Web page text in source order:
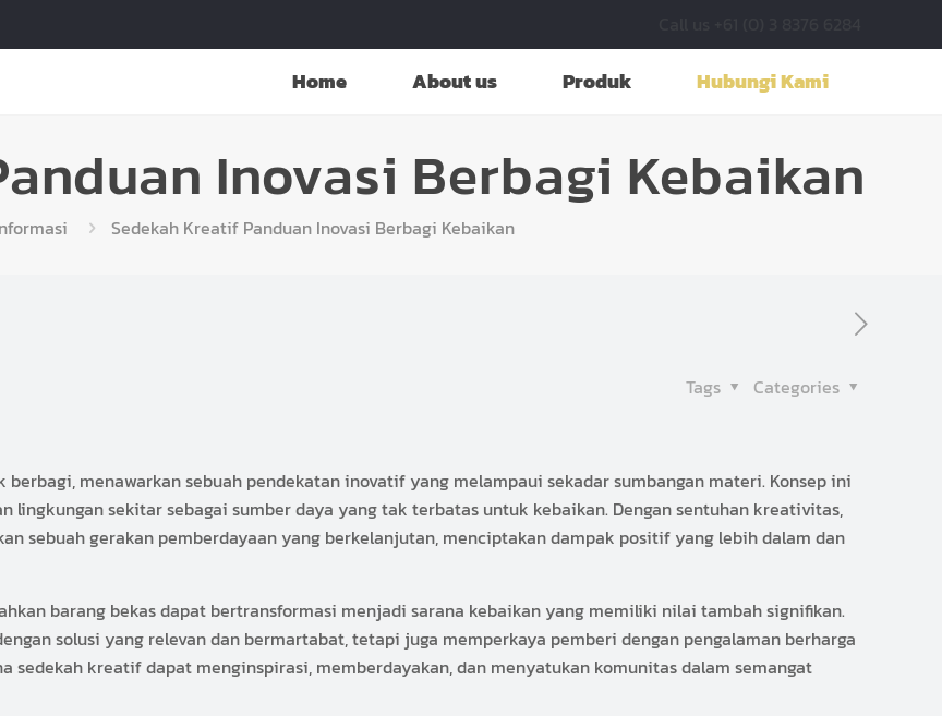
Home About us Produk Hubungi Kami
Inovasi Berbagi Kebaikan
Sedekah Kreatif Panduan Inovasi Berbagi Kebaikan
Categories
Tags
menawarkan sebuah pendekatan inovatif yang melampaui sekadar sumbangan materi. Konsep ini
sekitar sebagai sumber daya yang tak terbatas untuk kebaikan. Dengan sentuhan kreativitas,
sebuah gerakan pemberdayaan yang berkelanjutan, menciptakan dampak positif yang lebih dalam dan
barang bekas dapat bertransformasi menjadi sarana kebaikan yang memiliki nilai tambah signifikan.
solusi yang relevan dan bermartabat, tetapi juga memperkaya pemberi dengan pengalaman berharga
sedekah kreatif dapat menginspirasi, memberdayakan, dan menyatukan komunitas dalam semangat